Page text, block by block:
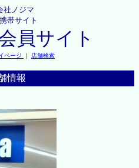
社ノジマ
帯サイト
員サイト
ページ ｜ 店舗検索
情報